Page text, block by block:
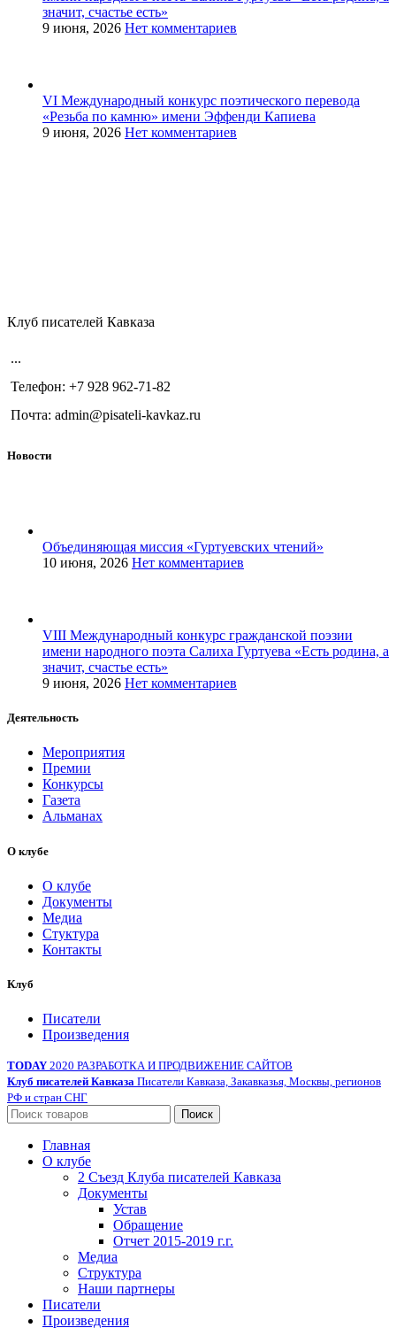
значит, счастье есть»
9 июня, 2026 Нет комментариев
VI Международный конкурс поэтического перевода
«Резьба по камню» имени Эффенди Капиева
9 июня, 2026 Нет комментариев
Клуб писателей Кавказа
...
Телефон: +7 928 962-71-82
Почта: admin@pisateli-kavkaz.ru
Новости
Объединяющая миссия «Гуртуевских чтений»
10 июня, 2026 Нет комментариев
VIII Международный конкурс гражданской поэзии
имени народного поэта Салиха Гуртуева «Есть родина, а
значит, счастье есть»
9 июня, 2026 Нет комментариев
Деятельность
Мероприятия
Премии
Конкурсы
Газета
Альманах
О клубе
О клубе
Документы
Медиа
Стуктура
Контакты
Клуб
Писатели
Произведения
TODAY 2020 РАЗРАБОТКА И ПРОДВИЖЕНИЕ САЙТОВ
Клуб писателей Кавказа Писатели Кавказа, Закавказья, Москвы, регионов
РФ и стран СНГ
Поиск
Главная
О клубе
2 Съезд Клуба писателей Кавказа
Документы
Устав
Обращение
Отчет 2015-2019 г.г.
Медиа
Структура
Наши партнеры
Писатели
Произведения